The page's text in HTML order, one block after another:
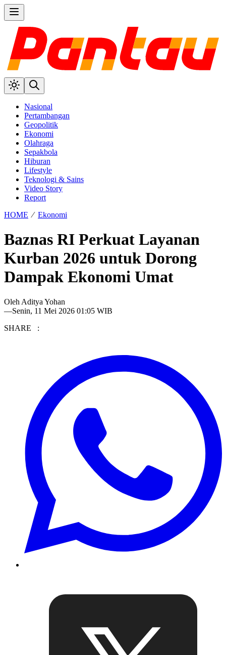
Nasional
Pertambangan
Geopolitik
Ekonomi
Olahraga
Sepakbola
Hiburan
Lifestyle
Teknologi & Sains
Video Story
Report
HOME ⁄ Ekonomi
Baznas RI Perkuat Layanan
Kurban 2026 untuk Dorong
Dampak Ekonomi Umat
Oleh Aditya Yohan
—Senin, 11 Mei 2026 01:05 WIB
SHARE :